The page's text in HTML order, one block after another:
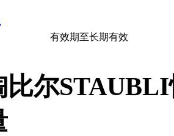
有效期至长期有效
尔